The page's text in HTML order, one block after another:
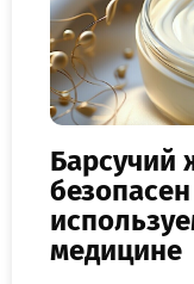
Барсучий
медицине